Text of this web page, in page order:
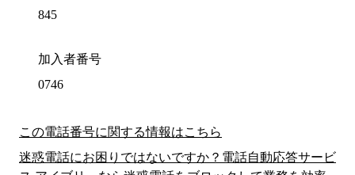
845
加入者番号
0746
この電話番号に関する情報はこちら
迷惑電話にお困りではないですか？電話自動応答サービ